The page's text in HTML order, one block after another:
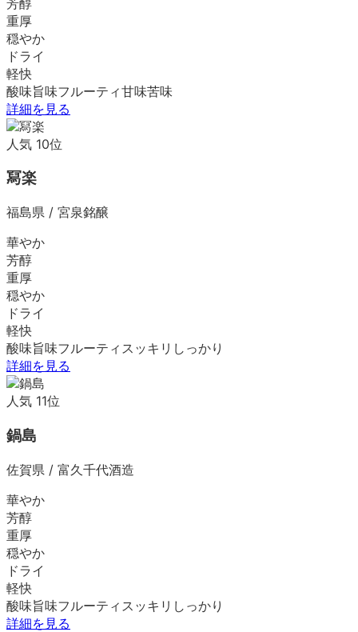
重厚
穏やか
ドライ
軽快
酸味旨味フルーティ甘味苦味
詳細を見る
人気 10位
冩楽
福島県 / 宮泉銘醸
華やか
芳醇
重厚
穏やか
ドライ
軽快
酸味旨味フルーティ スッキリ しっかり
詳細を見る
人気 11位
鍋島
佐賀県 / 富久千代酒造
華やか
芳醇
重厚
穏やか
ドライ
軽快
酸味旨味フルーティ スッキリ しっかり
詳細を見る